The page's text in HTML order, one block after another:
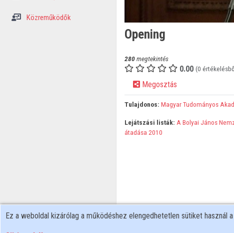
Közreműködők
Opening
280megtekintés
0.00 (0
Megosztás
Tulajdonos: Magyar Tudományos
Lejátszási listák: A Bolyai János
átadása 2010
Ez a weboldal kizárólag a működéshez elengedhetetlen sütiket